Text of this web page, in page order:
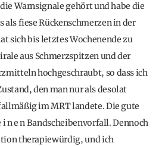
Warnsignale gehört und habe die
fiese Rückenschmerzen in der
sich bis letztes Wochenende zu
aus Schmerzspitzen und der
hochgeschraubt, so dass ich
den man nur als desolat
im MRT landete. Die gute
i n e n Bandscheibenvorfall. Dennoch
therapiewürdig, und ich